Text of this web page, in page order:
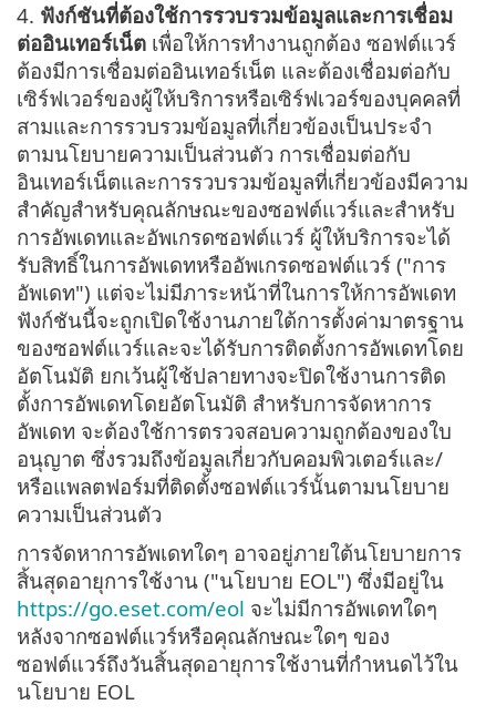
4. ฟังก์ชันที่ต้องใช้การรวบรวมข้อมูลและการเชื่อม
ต่ออินเทอร์เน็ต เพื่อให้การทำงานถูกต้อง ซอฟต์แวร์
ต้องมีการเชื่อมต่ออินเทอร์เน็ต และต้องเชื่อมต่อกับ
เซิร์ฟเวอร์ของผู้ให้บริการหรือเซิร์ฟเวอร์ของบุคคลที่
สามและการรวบรวมข้อมูลที่เกี่ยวข้องเป็นประจำ
ตามนโยบายความเป็นส่วนตัว การเชื่อมต่อกับ
อินเทอร์เน็ตและการรวบรวมข้อมูลที่เกี่ยวข้องมีความ
สำคัญสำหรับคุณลักษณะของซอฟต์แวร์และสำหรับ
การอัพเดทและอัพเกรดซอฟต์แวร์ ผู้ให้บริการจะได้
รับสิทธิ์ในการอัพเดทหรืออัพเกรดซอฟต์แวร์ ("การ
อัพเดท") แต่จะไม่มีภาระหน้าที่ในการให้การอัพเดท
ฟังก์ชันนี้จะถูกเปิดใช้งานภายใต้การตั้งค่ามาตรฐาน
ของซอฟต์แวร์และจะได้รับการติดตั้งการอัพเดทโดย
อัตโนมัติ ยกเว้นผู้ใช้ปลายทางจะปิดใช้งานการติด
ตั้งการอัพเดทโดยอัตโนมัติ สำหรับการจัดหาการ
อัพเดท จะต้องใช้การตรวจสอบความถูกต้องของใบ
อนุญาต ซึ่งรวมถึงข้อมูลเกี่ยวกับคอมพิวเตอร์และ/
หรือแพลตฟอร์มที่ติดตั้งซอฟต์แวร์นั้นตามนโยบาย
ความเป็นส่วนตัว
การจัดหาการอัพเดทใดๆ อาจอยู่ภายใต้นโยบายการ
สิ้นสุดอายุการใช้งาน ("นโยบาย EOL") ซึ่งมีอยู่ใน
https://go.eset.com/eol จะไม่มีการอัพเดทใดๆ
หลังจากซอฟต์แวร์หรือคุณลักษณะใดๆ ของ
ซอฟต์แวร์ถึงวันสิ้นสุดอายุการใช้งานที่กำหนดไว้ใน
นโยบาย EOL